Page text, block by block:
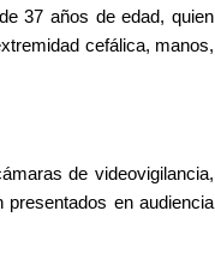
37 años de edad, quien
cefálica, manos,
de videovigilancia,
en audiencia